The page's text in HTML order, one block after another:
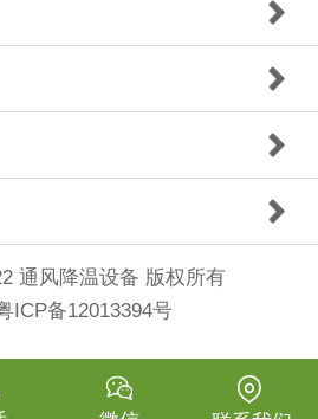
通风降温设备 版权所有
ICP备12013394号